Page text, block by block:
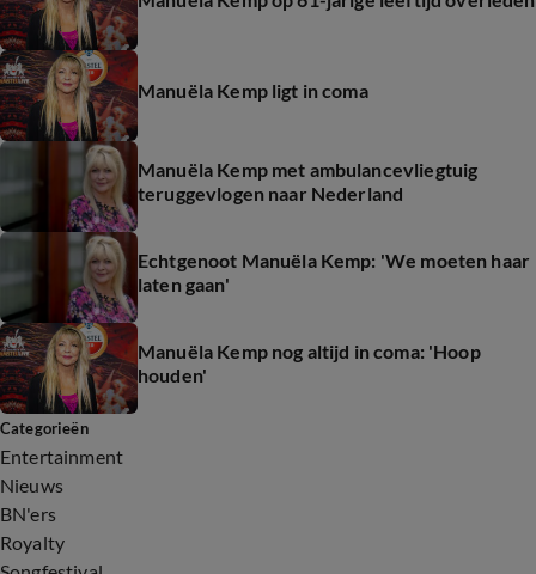
Manuëla Kemp ligt in coma
Manuëla Kemp met ambulancevliegtuig
teruggevlogen naar Nederland
Echtgenoot Manuëla Kemp: 'We moeten haar
laten gaan'
Manuëla Kemp nog altijd in coma: 'Hoop
houden'
Categorieën
Entertainment
Nieuws
BN'ers
Royalty